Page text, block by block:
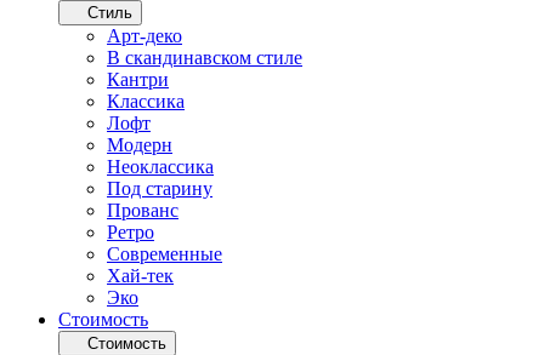
Стиль
Арт-деко
В скандинавском стиле
Кантри
Классика
Лофт
Модерн
Неоклассика
Под старину
Прованс
Ретро
Современные
Хай-тек
Эко
Стоимость
Стоимость